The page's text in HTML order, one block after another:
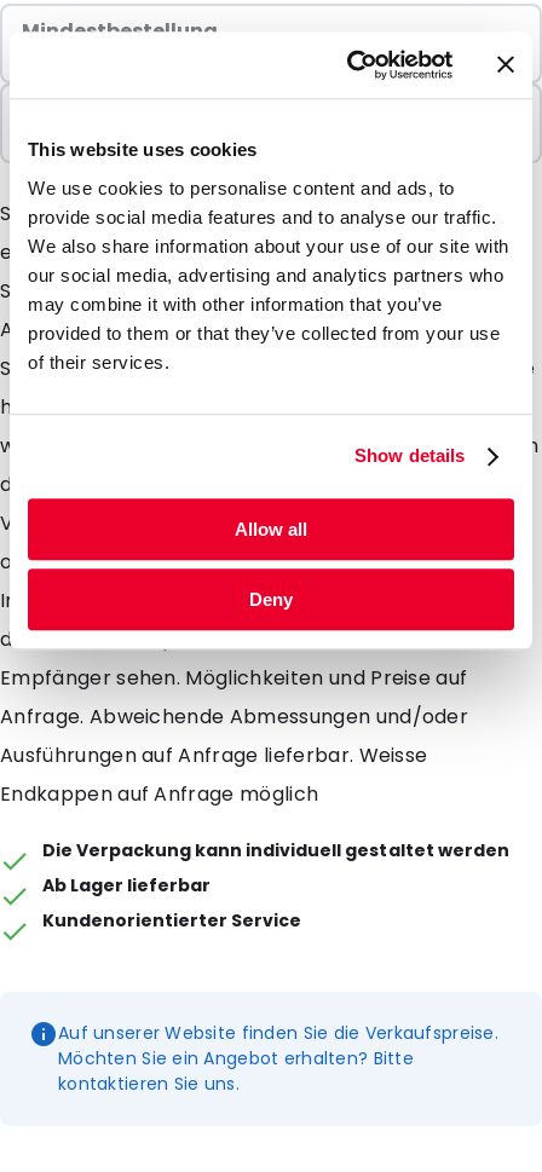
This website uses cookies
We use cookies to personalise content and ads, to
provide social media features and to analyse our traffic.
We also share information about your use of our site with
our social media, advertising and analytics partners who
may combine it with other information that you’ve
provided to them or that they’ve collected from your use
of their services.
Show details
Allow all
Deny
Mindestbestellung
100 Einheiten
Slidergrip Verpackungen sind auffällig durch ihren
einfachen und praktischen Schiebeverschluss.
Standard ist die transparente Ausführung mit der
Auswahl Öffnung an der langen oder an der kurzen
Seite des Beutels. Auf Anfrage ist es möglich auch eine
halbtransparente oder eine bedruckte Ausführung zu
wählen die mit Ihrem Corporate Design oder in Farben
die zu Ihrem Entwurf passen versehen sind. Slidergrip
Verpackungen sind besonders geeignet zum Versand
oder präsentieren von Dokumenten oder
Informationsmaterial. Slidergrip Verpackungen lassen
durch ihre Transparenz den Inhalt direkt an den
Empfänger sehen. Möglichkeiten und Preise auf
Anfrage. Abweichende Abmessungen und/oder
Ausführungen auf Anfrage lieferbar. Weisse
Endkappen auf Anfrage möglich
Die Verpackung kann individuell gestaltet werden
Ab Lager lieferbar
Kundenorientierter Service
Auf unserer Website finden Sie die Verkaufspreise.
Möchten Sie ein Angebot erhalten? Bitte
kontaktieren Sie uns.